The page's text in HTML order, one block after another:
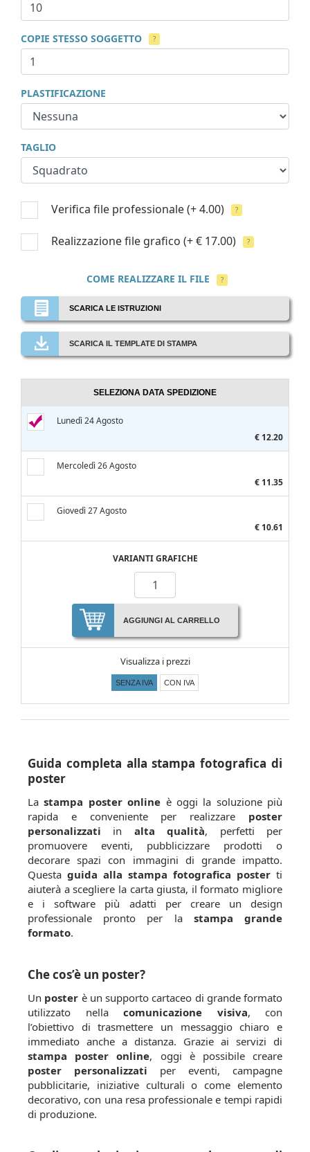
COPIE STESSO SOGGETTO ?
PLASTIFICAZIONE
TAGLIO
Verifica file professionale(+ 4.00) ?
Realizzazione file grafico (+ € 17.00) ?
COME REALIZZARE IL FILE ?
SCARICA LE ISTRUZIONI
SCARICA IL TEMPLATE DI STAMPA
SELEZIONA DATA SPEDIZIONE
Lunedì 24 Agosto
€ 12.20
Mercoledì 26 Agosto
€ 11.35
Giovedì 27 Agosto
€ 10.61
VARIANTI GRAFICHE
AGGIUNGI AL CARRELLO
Visualizza i prezzi
SENZA IVA CON IVA
Guida completa alla stampa fotografica di
poster
Lastampa poster online è oggi la soluzione più
rapida e conveniente per realizzare poster
personalizzati in alta qualità, perfetti per
promuovere eventi, pubblicizzare prodotti o
decorare spazi con immagini di grande impatto.
Questa guida alla stampa fotografica poster ti
aiuterà a scegliere la carta giusta, il formato migliore
e i software più adatti per creare un design
professionale pronto per la stampa grande
formato.
Che cos’è un poster?
Un poster è un supporto cartaceo di grande formato
utilizzato nella comunicazione visiva, con
l’obiettivo di trasmettere un messaggio chiaro e
immediato anche a distanza. Grazie ai servizi di
stampa poster online, oggi è possibile creare
poster personalizzati per eventi, campagne
pubblicitarie, iniziative culturali o come elemento
decorativo, con una resa professionale e tempi rapidi
di produzione.